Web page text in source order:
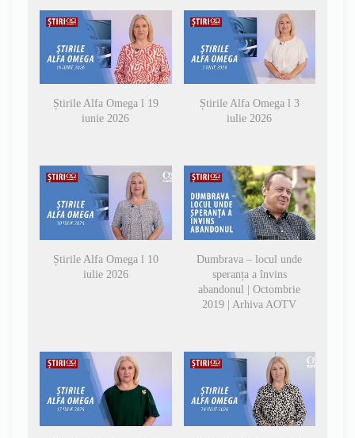
Știrile Alfa Omega l 19
iunie 2026
Știrile Alfa Omega l 3
iulie 2026
Știrile Alfa Omega l 10
iulie 2026
Dumbrava – locul unde
speranța a învins
abandonul | Octombrie
2019 | Arhiva AOTV